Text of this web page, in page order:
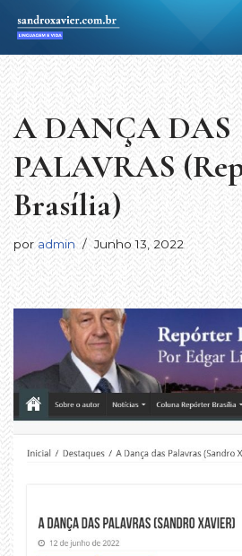
para
conteúdo
A DANÇA DAS
PALAVRAS
Brasília)
por admin Junho 13, 2022